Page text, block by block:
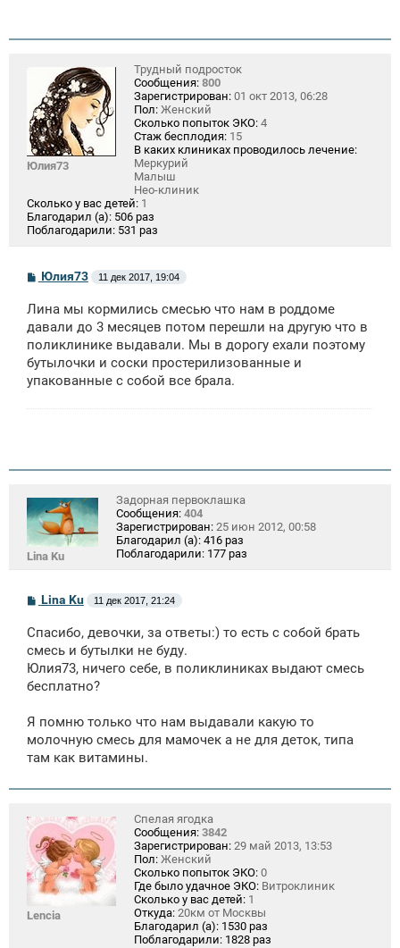
Юлия73
Трудный подросток
Сообщения: 800
Зарегистрирован: 01 окт 2013, 06:28
Пол: Женский
Сколько попыток ЭКО: 4
Стаж бесплодия: 15
В каких клиниках проводилось лечение:
Меркурий
Малыш
Нео-клиник
Сколько у вас детей: 1
Благодарил (а): 506 раз
Поблагодарили: 531 раз
С
о
б
щ
н
и
Юлия73 11 дек 2017, 19:04
Лина мы кормились смесью что нам в роддоме
давали до 3 месяцев потом перешли на другую что в
поликлинике выдавали. Мы в дорогу ехали поэтому
бутылочки и соски простерилизованные и
упакованные с собой все брала.
Lina Ku
Задорная первоклашка
Сообщения: 404
Зарегистрирован: 25 июн 2012, 00:58
Благодарил (а): 416 раз
Поблагодарили: 177 раз
С
б
щ
н
и
Lina Ku 11 дек 2017, 21:24
Спасибо, девочки, за ответы:) то есть с собой брать
смесь и бутылки не буду.
Юлия73, ничего себе, в поликлиниках выдают смесь
бесплатно?
Я помню только что нам выдавали какую то
молочную смесь для мамочек а не для деток, типа
там как витамины.
Lencia
Спелая ягодка
Сообщения: 3842
Зарегистрирован: 29 май 2013, 13:53
Пол: Женский
Сколько попыток ЭКО: 0
Где было удачное ЭКО: Витроклиник
Сколько у вас детей: 1
Откуда: 20км от Москвы
Благодарил (а): 1530 раз
Поблагодарили: 1828 раз